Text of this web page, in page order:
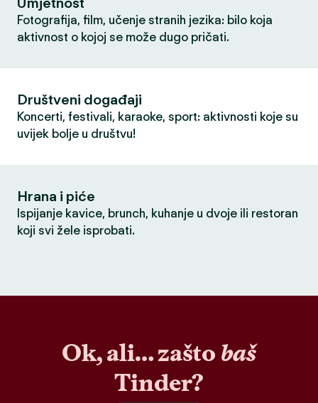
Fotografija, film, učenje stranih jezika: bilo koja
aktivnost o kojoj se može dugo pričati.
Društveni događaji
Koncerti, festivali, karaoke, sport: aktivnosti koje su
uvijek bolje u društvu!
Hrana i piće
Ispijanje kavice, brunch, kuhanje u dvoje ili restoran
koji svi žele isprobati.
Ok, ali… zašto baš
Tinder?